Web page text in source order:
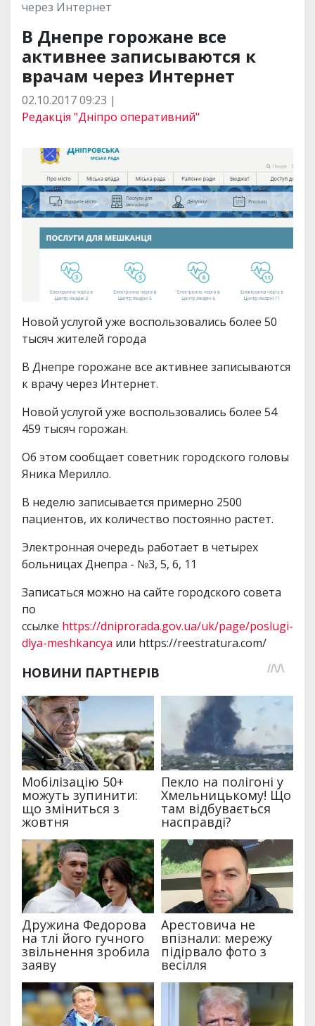
через Интернет
В Днепре горожане все
активнее записываются к
врачам через Интернет
02.10.2017 09:23 |
Редакція "Дніпро оперативний"
Новой услугой уже воспользовались более 50
тысяч жителей города
В Днепре горожане все активнее записываются
к врачу через Интернет.
Новой услугой уже воспользовались более 54
459 тысяч горожан.
Об этом сообщает советник городского головы
Яника Мерилло.
В неделю записывается примерно 2500
пациентов, их количество постоянно растет.
Электронная очередь работает в четырех
больницах Днепра - №3, 5, 6, 11
Записаться можно на сайте городского совета
по
ссылке https://dniprorada.gov.ua/uk/page/poslugi-
dlya-meshkancya или https://reestratura.com/